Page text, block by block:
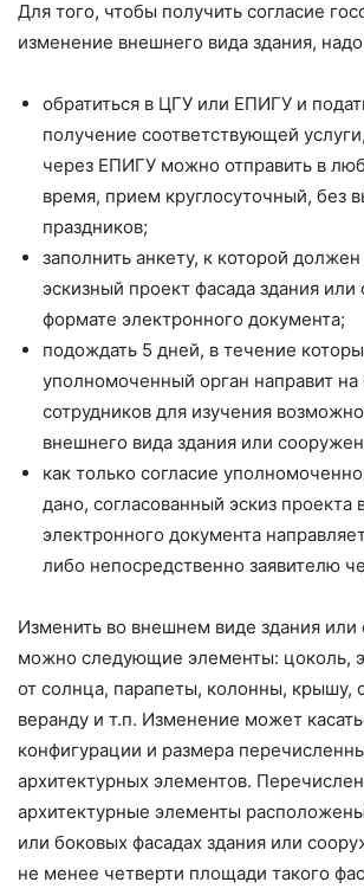
Для того, чтобы получить согласие
изменение внешнего вида здания,
обратиться в ЦГУ или ЕПИГУ и
получение соответствующей
через ЕПИГУ можно отправить в
время, прием круглосуточный, без
праздников;
заполнить анкету, к которой должен
эскизный проект фасада здания
формате электронного документа;
подождать 5 дней, в течение
уполномоченный орган направит на
сотрудников для изучения
внешнего вида здания или
как только согласие
дано, согласованный эскиз проекта
электронного документа
либо непосредственно заявителю
Изменить во внешнем виде здания
можно следующие элементы: цоколь,
от солнца, парапеты, колонны, крышу,
веранду и т.п. Изменение может
конфигурации и размера
архитектурных элементов.
архитектурные элементы
или боковых фасадах здания или
не менее четверти площади такого